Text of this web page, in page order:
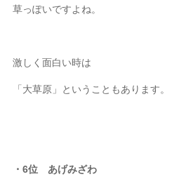
草っぽいですよね。
激しく面白い時は
「大草原」ということもあります。
・6位 あげみざわ